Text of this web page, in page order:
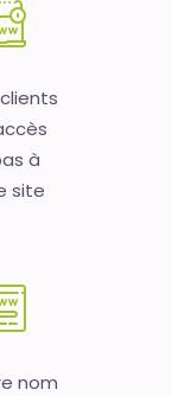
à
site
nom